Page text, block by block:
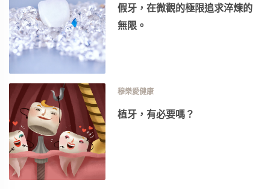
假牙，在微觀的極限追求淬煉的
無限。
穆樂愛健康
植牙，有必要嗎？